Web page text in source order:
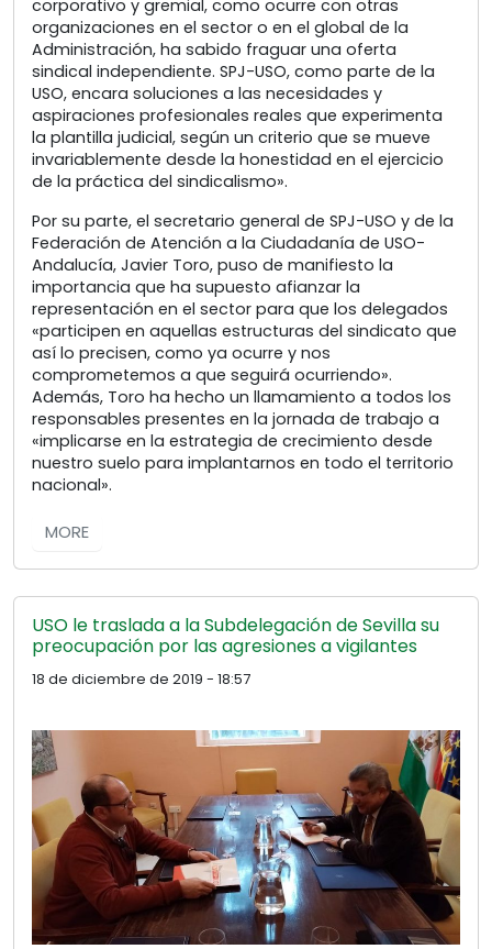
corporativo y gremial, como ocurre con otras
organizaciones en el sector o en el global de la
Administración, ha sabido fraguar una oferta
sindical independiente. SPJ-USO, como parte de la
USO, encara soluciones a las necesidades y
aspiraciones profesionales reales que experimenta
la plantilla judicial, según un criterio que se mueve
invariablemente desde la honestidad en el ejercicio
de la práctica del sindicalismo».
Por su parte, el secretario general de SPJ-USO y de la
Federación de Atención a la Ciudadanía de USO-
Andalucía, Javier Toro, puso de manifiesto la
importancia que ha supuesto afianzar la
representación en el sector para que los delegados
«participen en aquellas estructuras del sindicato que
así lo precisen, como ya ocurre y nos
comprometemos a que seguirá ocurriendo».
Además, Toro ha hecho un llamamiento a todos los
responsables presentes en la jornada de trabajo a
«implicarse en la estrategia de crecimiento desde
nuestro suelo para implantarnos en todo el territorio
nacional».
MORE
USO le traslada a la Subdelegación de Sevilla su
preocupación por las agresiones a vigilantes
18 de diciembre de 2019 - 18:57